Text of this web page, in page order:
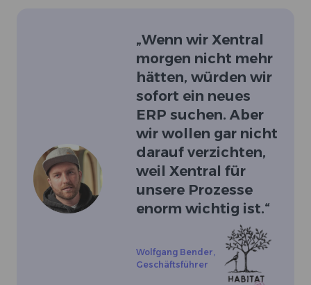
„Wenn wir Xentral
morgen nicht mehr
hätten, würden wir
sofort ein neues
ERP suchen. Aber
wir wollen gar nicht
darauf verzichten,
weil Xentral für
unsere Prozesse
enorm wichtig ist.“
Wolfgang Bender
Geschäftsführer